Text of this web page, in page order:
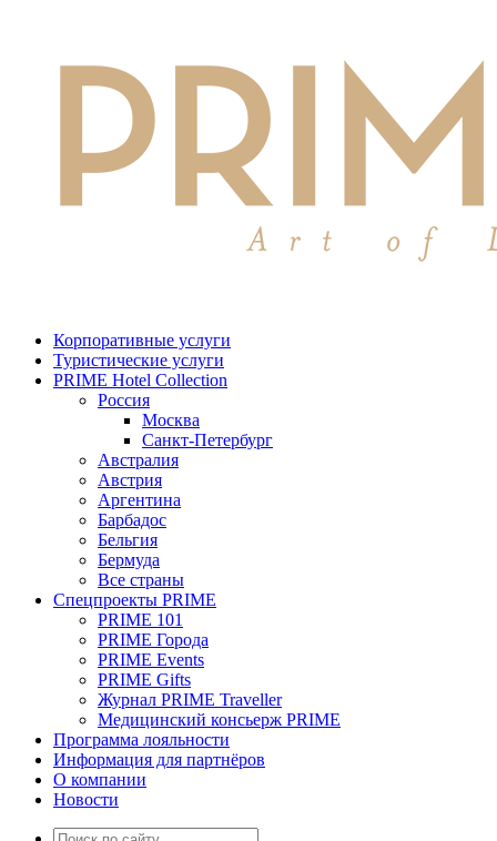
Корпоративные услуги
Туристические услуги
PRIME Hotel Collection
Россия
Москва
Санкт-Петербург
Австралия
Австрия
Аргентина
Барбадос
Бельгия
Бермуда
Все страны
Спецпроекты PRIME
PRIME 101
PRIME Города
PRIME Events
PRIME Gifts
Журнал PRIME Traveller
Медицинский консьерж PRIME
Программа лояльности
Информация для партнёров
О компании
Новости